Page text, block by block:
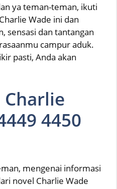
ya teman-teman, ikuti
Wade ini dan
sensasi dan tantangan
campur aduk.
pasti, Anda akan
Charlie
4450
mengenai informasi
novel Charlie Wade